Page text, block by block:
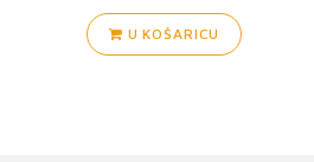
U KOŠARICU